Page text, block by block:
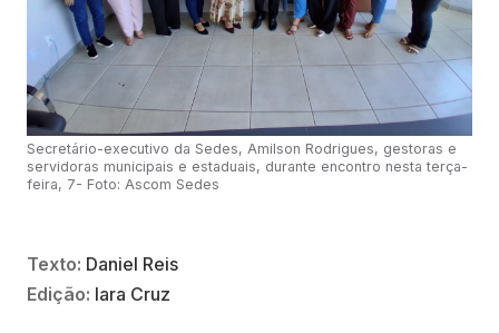
Secretário-executivo da Sedes, Amilson Rodrigues, gestoras e
servidoras municipais e estaduais, durante encontro nesta terça-
feira, 7- Foto: Ascom Sedes
Texto: Daniel Reis
Edição: Iara Cruz